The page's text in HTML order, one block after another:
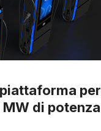
per
di potenza